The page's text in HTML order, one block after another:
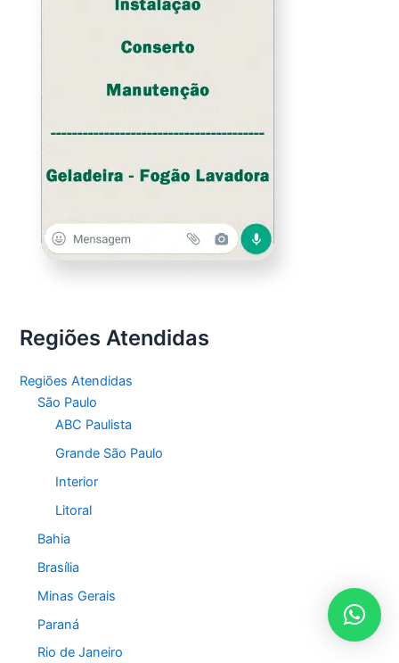
Regiões Atendidas
Regiões Atendidas
São Paulo
ABC Paulista
Grande São Paulo
Interior
Litoral
Bahia
Brasília
Minas Gerais
Paraná
Rio de Janeiro